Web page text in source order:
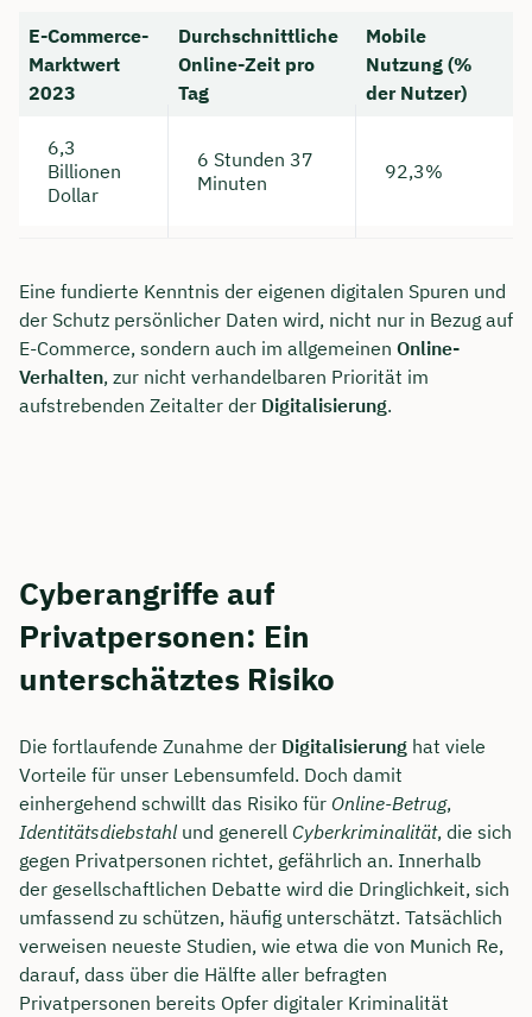
E-Commerce-
Marktwert
2023
Durchschnittliche
Online-Zeit pro
Tag
Mobile
Nutzung (%
der Nutzer)
6,3
Billionen
Dollar
6 Stunden 37
Minuten
92,3%
Eine fundierte Kenntnis der eigenen digitalen Spuren und
der Schutz persönlicher Daten wird, nicht nur in Bezug auf
E-Commerce, sondern auch im allgemeinen Online-
Verhalten, zur nicht verhandelbaren Priorität im
aufstrebenden Zeitalter der Digitalisierung.
Cyberangriffe auf
Privatpersonen: Ein
unterschätztes Risiko
Die fortlaufende Zunahme der Digitalisierung hat viele
Vorteile für unser Lebensumfeld. Doch damit
einhergehend schwillt das Risiko für Online-Betrug,
Identitätsdiebstahl und generell Cyberkriminalität, die sich
gegen Privatpersonen richtet, gefährlich an. Innerhalb
der gesellschaftlichen Debatte wird die Dringlichkeit, sich
umfassend zu schützen, häufig unterschätzt. Tatsächlich
verweisen neueste Studien, wie etwa die von Munich Re,
darauf, dass über die Hälfte aller befragten
Privatpersonen bereits Opfer digitaler Kriminalität